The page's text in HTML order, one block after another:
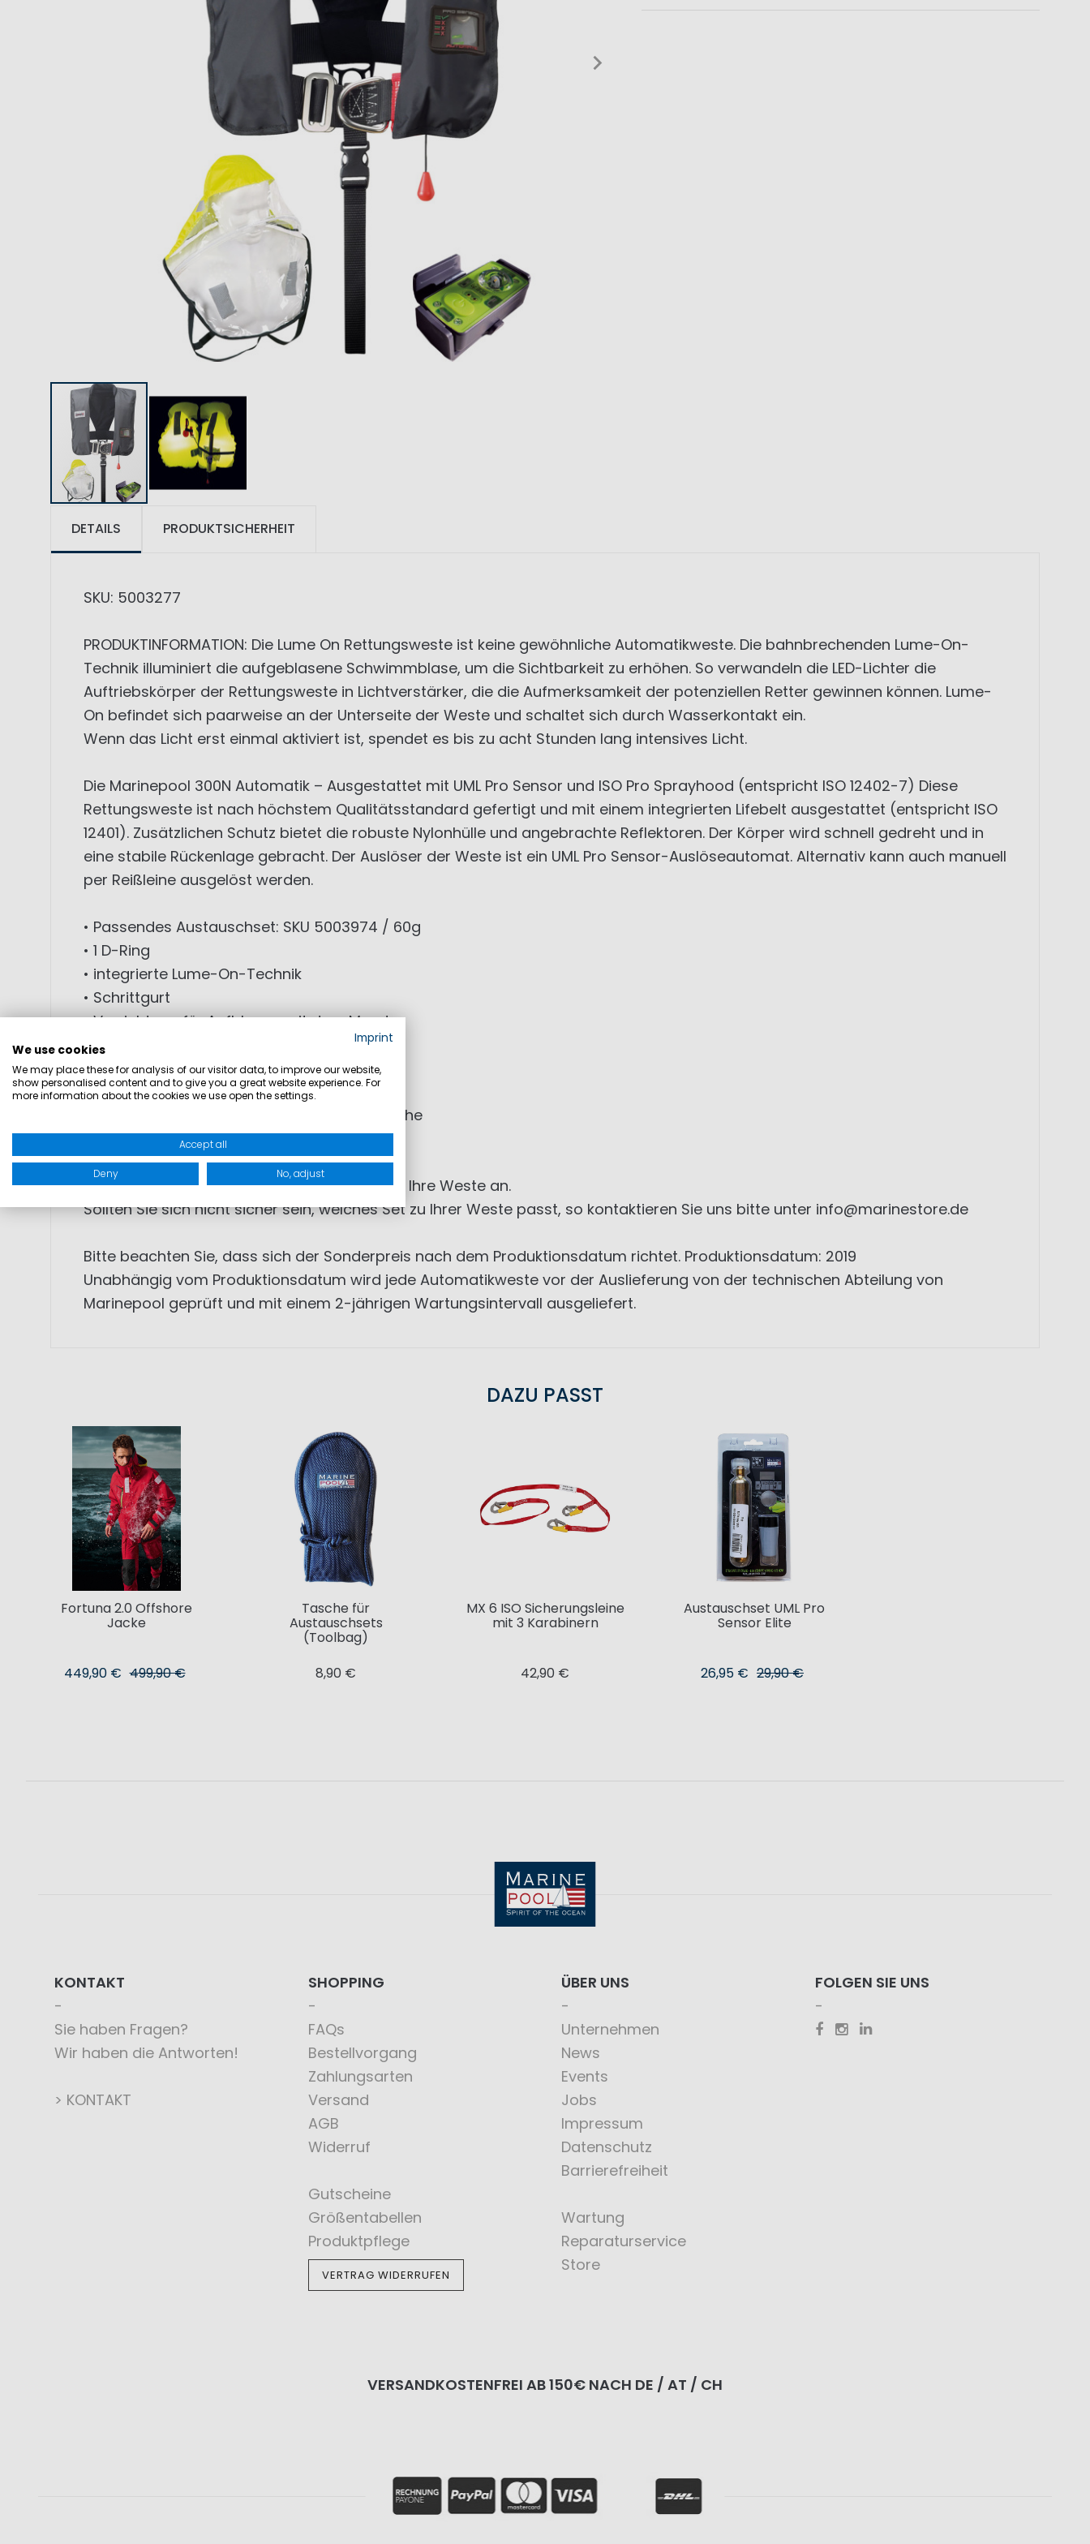
DETAILS
SKU: 5003277
PRODUKTINFORMATION: Die Lume On Rettungsweste ist keine gewöhnliche Automatikweste. Die bahnbrechenden Lume-On-
Technik illuminiert die aufgeblasene Schwimmblase, um die Sichtbarkeit zu erhöhen. So verwandeln die LED-Lichter die
Auftriebskörper der Rettungsweste in Lichtverstärker, die die Aufmerksamkeit der potenziellen Retter gewinnen können. Lume-
On befindet sich paarweise an der Unterseite der Weste und schaltet sich durch Wasserkontakt ein.
Wenn das Licht erst einmal aktiviert ist, spendet es bis zu acht Stunden lang intensives Licht.
Die Marinepool 300N Automatik – Ausgestattet mit UML Pro Sensor und ISO Pro Sprayhood (entspricht ISO 12402-7) Diese
Rettungsweste ist nach höchstem Qualitätsstandard gefertigt und mit einem integrierten Lifebelt ausgestattet (entspricht ISO
12401). Zusätzlichen Schutz bietet die robuste Nylonhülle und angebrachte Reflektoren. Der Körper wird schnell gedreht und in
eine stabile Rückenlage gebracht. Der Auslöser der Weste ist ein UML Pro Sensor-Auslöseautomat. Alternativ kann auch manuell
per Reißleine ausgelöst werden.
• Passendes Austauschset: SKU 5003974 / 60g
• 1 D-Ring
• integrierte Lume-On-Technik
• Schrittgurt
• Vorrichtung für Aufblasen mit dem Mund
• Mindestgewicht des Trägers: 40 kg
• Mindestauftriebskraft: 275N (ISO 12402-2)
• Dauer der Aufblaszeit: 6 Sekunden
• Automat UML MK2 Pro Sensor mit 60g Flasche
• Made in EU
Wir bieten zudem einen Wartungsservice für Ihre Weste an.
Sollten Sie sich nicht sicher sein, welches Set zu Ihrer Weste passt, so kontaktieren Sie uns bitte unter info@marinestore.de
Bitte beachten Sie, dass sich der Sonderpreis nach dem Produktionsdatum richtet. Produktionsdatum: 2019
Unabhängig vom Produktionsdatum wird jede Automatikweste vor der Auslieferung von der technischen Abteilung von
Marinepool geprüft und mit einem 2-jährigen Wartungsintervall ausgeliefert.
PRODUKTSICHERHEIT
DAZU PASST
Fortuna 2.0 Offshore
Jacke
449,90 € 499,90 €
Tasche für
Austauschsets
(Toolbag)
8,90 €
MX 6 ISO Sicherungsleine
mit 3 Karabinern
42,90 €
Austauschset UML Pro
Sensor Elite
26,95 € 29,90 €
KONTAKT
Sie haben Fragen?
Wir haben die Antworten!
> KONTAKT
SHOPPING
FAQs
Bestellvorgang
Zahlungsarten
Versand
AGB
Widerruf
Gutscheine
Größentabellen
Produktpflege
VERTRAG WIDERRUFEN
ÜBER UNS
Unternehmen
News
Events
Jobs
Impressum
Datenschutz
Barrierefreiheit
Wartung
Reparaturservice
Store
FOLGEN SIE UNS
VERSANDKOSTENFREI AB 150€ NACH DE / AT / CH
Imprint
We use cookies
We may place these for analysis of our visitor data, to improve our website,
show personalised content and to give you a great website experience. For
more information about the cookies we use open the settings.
Accept all
Deny No, adjust